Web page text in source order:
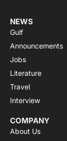
NEWS
Gulf
Announcements
Jobs
Literature
Travel
Interview
COMPANY
About Us